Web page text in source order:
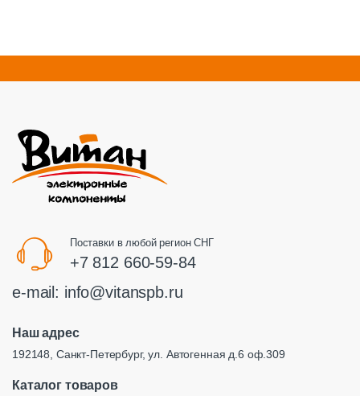
Поставки в любой регион СНГ
+7 812 660-59-84
e-mail: info@vitanspb.ru
Наш адрес
192148, Санкт-Петербург, ул. Автогенная д.6 оф.309
Каталог товаров